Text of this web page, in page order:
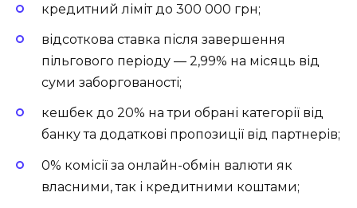
кредитний ліміт до 300 000 грн;
відсоткова ставка після завершення
пільгового періоду — 2,99% на місяць від
суми заборгованості;
кешбек до 20% на три обрані категорії від
банку та додаткові пропозиції від партнерів;
0% комісії за онлайн-обмін валюти як
власними, так і кредитними коштами;